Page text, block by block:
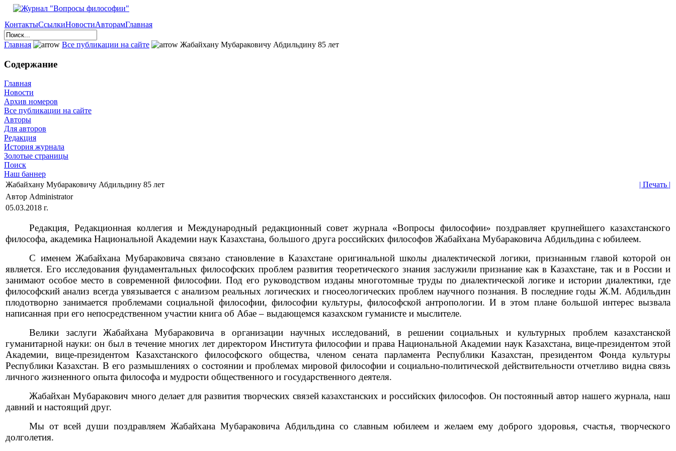
КонтактыСсылкиНовостиАвторамГлавная
Главная Все публикации на сайте Жабайхану Мубараковичу Абдильдину 85 лет
Содержание
Главная
Новости
Архив номеров
Все публикации на сайте
Авторы
Для авторов
Редакция
История журнала
Золотые страницы
Поиск
Наш баннер
Жабайхану Мубараковичу Абдильдину 85 лет
| Печать |
Автор Administrator
05.03.2018 г.
Редакция, Редакционная коллегия и Международный редакционный совет журнала «Вопросы философии» поздравляет крупнейшего казахстанского
философа, академика Национальной Академии наук Казахстана, большого друга российских философов Жабайхана Мубараковича Абдильдина с юбилеем.
С именем Жабайхана Мубараковича связано становление в Казахстане оригинальной школы диалектической логики, признанным главой которой он
является. Его исследования фундаментальных философских проблем развития теоретического знания заслужили признание как в Казахстане, так и в России и
занимают особое место в современной философии. Под его руководством изданы многотомные труды по диалектической логике и истории диалектики, где
философский анализ всегда увязывается с анализом реальных логических и гносеологических проблем научного познания. В последние годы Ж.М. Абдильдин
плодотворно занимается проблемами социальной философии, философии культуры, философской антропологии. И в этом плане большой интерес вызвала
написанная при его непосредственном участии книга об Абае – выдающемся казахском гуманисте и мыслителе.
Велики заслуги Жабайхана Мубараковича в организации научных исследований, в решении социальных и культурных проблем казахстанской
гуманитарной науки: он был в течение многих лет директором Института философии и права Национальной Академии наук Казахстана, вице-президентом этой
Академии, вице-президентом Казахстанского философского общества, членом сената парламента Республики Казахстан, президентом Фонда культуры
Республики Казахстан. В его размышлениях о состоянии и проблемах мировой философии и социально-политической действительности отчетливо видна связь
личного жизненного опыта философа и мудрости общественного и государственного деятеля.
Жабайхан Мубаракович много делает для развития творческих связей казахстанских и российских философов. Он постоянный автор нашего журнала, наш
давний и настоящий друг.
Мы от всей души поздравляем Жабайхана Мубараковича Абдильдина со славным юбилеем и желаем ему доброго здоровья, счастья, творческого
долголетия.